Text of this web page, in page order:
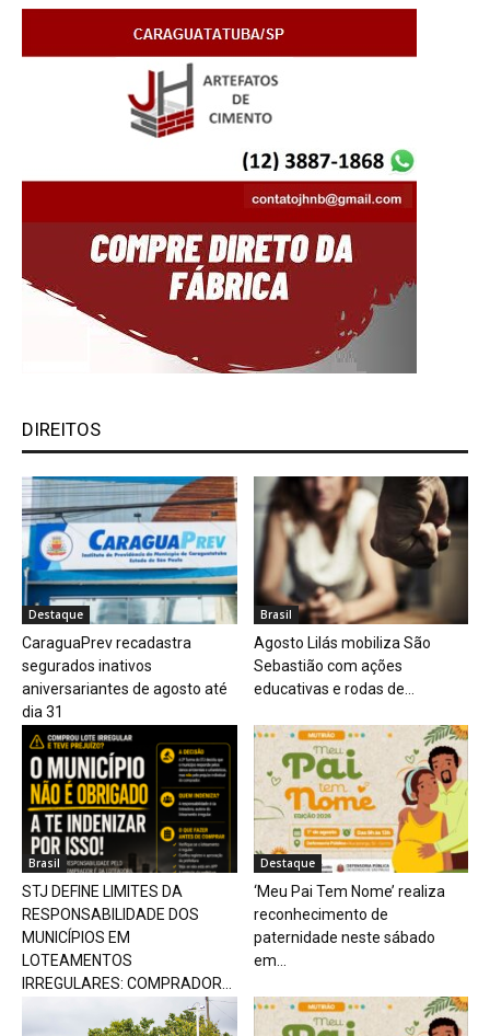
DIREITOS
Destaque
CaraguaPrev recadastra
segurados inativos
aniversariantes de agosto até
dia 31
Brasil
Agosto Lilás mobiliza São
Sebastião com ações
educativas e rodas de...
Brasil
STJ DEFINE LIMITES DA
RESPONSABILIDADE DOS
MUNICÍPIOS EM
LOTEAMENTOS
IRREGULARES: COMPRADOR...
Destaque
‘Meu Pai Tem Nome’ realiza
reconhecimento de
paternidade neste sábado
em...